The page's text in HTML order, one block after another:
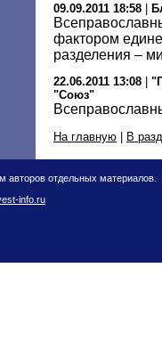
09.09.2011 18:58
фактором
разделения –
22.06.2011 13:08
"Союз"
На главную | В
авторов отдельных материалов.
info.ru